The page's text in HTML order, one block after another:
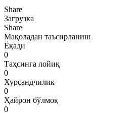
Share
Загрузка
Share
Мақоладан таъсирланиш
Ёқади
0
Таҳсинга лойиқ
0
Хурсандчилик
0
Ҳайрон бўлмоқ
0